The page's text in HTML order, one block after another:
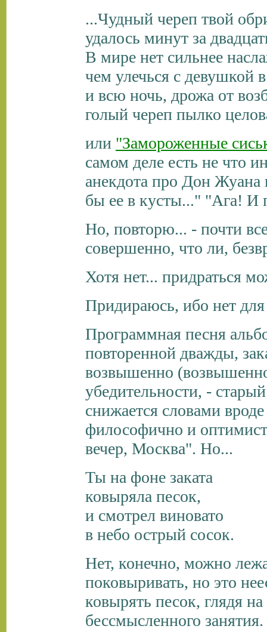
...Чудный череп твой
удалось минут за
В мире нет сильнее
чем улечься с девушкой
и всю ночь, дрожа от
голый череп пылко
или "Замороженные
самом деле есть не что
анекдота про Дон Жуана
бы ее в кусты..." "Ага!
Но, повторю... - почти
совершенно, что ли,
Хотя нет... придраться
Придираюсь, ибо нет
Программная песня
повторенной дважды,
возвышенно
убедительности, -
снижается словами
философично и
вечер, Москва". Но...
Ты на фоне заката
ковыряла песок,
и смотрел виновато
в небо острый сосок.
Нет, конечно, можно
поковыривать, но это
ковырять песок, глядя
бессмысленного